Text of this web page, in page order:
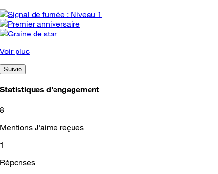
Voir plus
Suivre
Statistiques d'engagement
8
Mentions J'aime reçues
1
Réponses